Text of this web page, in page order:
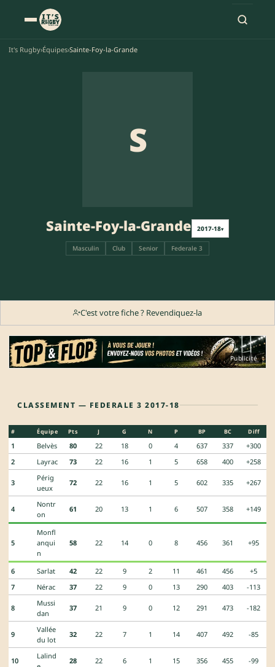
It's Rugby›Équipes›Sainte-Foy-la-Grande
S
Sainte-Foy-la-Grande 2017-18▾
Masculin Club Senior Federale 3
C'est votre fiche ? Revendiquez-la
Publicité
CLASSEMENT — FEDERALE 3 2017-18
# Équipe Pts J G N P BP BC Diff
1 Belvès 80 22 18 0 4 637 337
+300
2
Layrac 73 22 16 1 5 658 400 +258
3
Périg
ueux
72 22 16 1 5 602 335 +267
4
Nontr
on
61 20 13 1 6 507 358 +149
5
Monfl
anqui
n
58 22 14 0 8 456 361 +95
6 Sarlat 42 22 9 2 11 461 456
+5
7
Nérac 37 22 9 0 13 290 403 -113
8
Mussi
dan
37 21 9 0 12 291 473 -182
9
Vallée
du lot
32 22 7 1 14 407 492 -85
10
Lalind
28 22 6 1 15 356 455 -99